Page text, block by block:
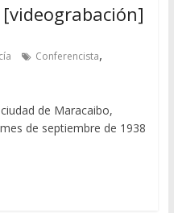
Conferencista,
de Maracaibo,
de septiembre de 1938